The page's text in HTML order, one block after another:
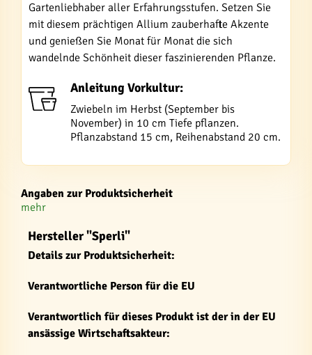
Gartenliebhaber aller Erfahrungsstufen. Setzen Sie
mit diesem prächtigen Allium zauberhafte Akzente
und genießen Sie Monat für Monat die sich
wandelnde Schönheit dieser faszinierenden Pflanze.
Anleitung Vorkultur:
Zwiebeln im Herbst (September bis
November) in 10 cm Tiefe pflanzen.
Pflanzabstand 15 cm, Reihenabstand 20 cm.
Angaben zur Produktsicherheit
mehr
Hersteller "Sperli"
Details zur Produktsicherheit:
Verantwortliche Person für die EU
Verantwortlich für dieses Produkt ist der in der EU
ansässige Wirtschaftsakteur: